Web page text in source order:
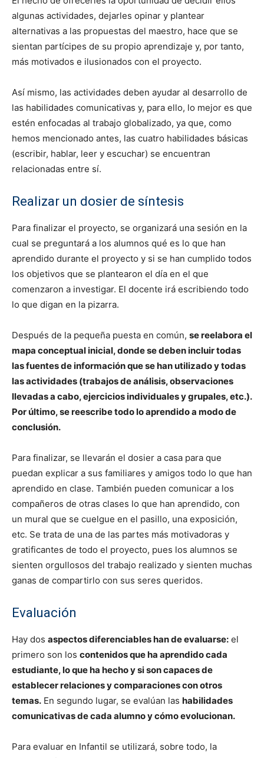
algunas actividades, dejarles opinar y plantear
alternativas a las propuestas del maestro, hace que se
sientan partícipes de su propio aprendizaje y, por tanto,
más motivados e ilusionados con el proyecto.
Así mismo, las actividades deben ayudar al desarrollo de
las habilidades comunicativas y, para ello, lo mejor es que
estén enfocadas al trabajo globalizado, ya que, como
hemos mencionado antes, las cuatro habilidades básicas
(escribir, hablar, leer y escuchar) se encuentran
relacionadas entre sí.
Realizar un dosier de síntesis
Para finalizar el proyecto, se organizará una sesión en la
cual se preguntará a los alumnos qué es lo que han
aprendido durante el proyecto y si se han cumplido todos
los objetivos que se plantearon el día en el que
comenzaron a investigar. El docente irá escribiendo todo
lo que digan en la pizarra.
Después de la pequeña puesta en común, se reelabora el
mapa conceptual inicial, donde se deben incluir todas
las fuentes de información que se han utilizado y todas
las actividades (trabajos de análisis, observaciones
llevadas a cabo, ejercicios individuales y grupales, etc.).
Por último, se reescribe todo lo aprendido a modo de
conclusión.
Para finalizar, se llevarán el dosier a casa para que
puedan explicar a sus familiares y amigos todo lo que han
aprendido en clase. También pueden comunicar a los
compañeros de otras clases lo que han aprendido, con
un mural que se cuelgue en el pasillo, una exposición,
etc. Se trata de una de las partes más motivadoras y
gratificantes de todo el proyecto, pues los alumnos se
sienten orgullosos del trabajo realizado y sienten muchas
ganas de compartirlo con sus seres queridos.
Evaluación
Hay dos aspectos diferenciables han de evaluarse: el
primero son los contenidos que ha aprendido cada
estudiante, lo que ha hecho y si son capaces de
establecer relaciones y comparaciones con otros
temas. En segundo lugar, se evalúan las habilidades
comunicativas de cada alumno y cómo evolucionan.
Para evaluar en Infantil se utilizará, sobre todo, la